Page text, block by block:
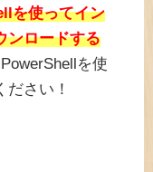
を使ってイン
ンロードする
を使
さい！